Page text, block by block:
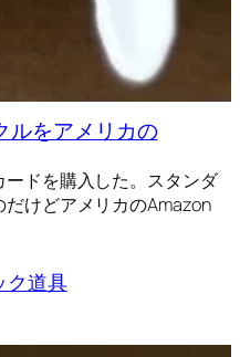
ルをアメリカの
ドを購入した。スタンダ
けどアメリカのAmazon
ク道具